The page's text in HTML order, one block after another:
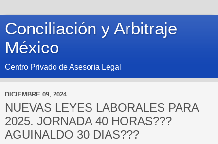
Conciliación y Arbitraje
México
Centro Privado de Asesoría Legal
DICIEMBRE 09, 2024
NUEVAS LEYES LABORALES PARA
2025. JORNADA 40 HORAS???
AGUINALDO 30 DIAS???